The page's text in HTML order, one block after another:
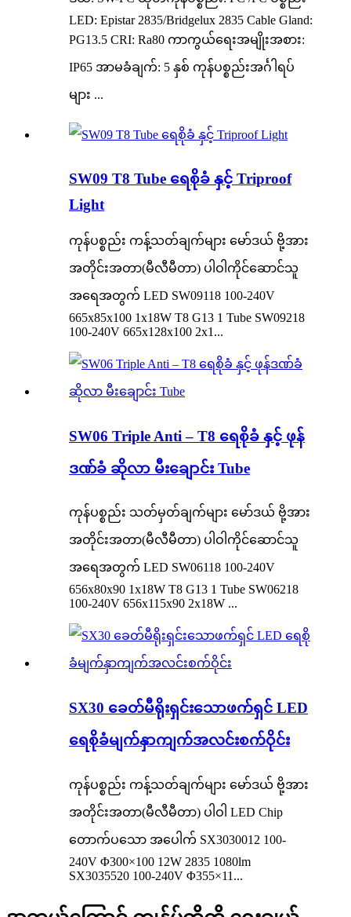
LED: Epistar 2835/Bridgelux 2835 Cable Gland:
PG13.5 CRI: Ra80 ကာကွယ်ရေးအမျိုးအစား:
IP65 အာမခံချက်: 5 နှစ် ကုန်ပစ္စည်းအင်္ဂါရပ်
များ ...
SW09 T8 Tube ရေစိုခံ နှင့် Triproof
Light
ကုန်ပစ္စည်း ကန့်သတ်ချက်များ မော်ဒယ် ဗို့အား
အတိုင်းအတာ(မီလီမီတာ) ပါဝါကိုင်ဆောင်သူ
အရေအတွက် LED SW09118 100-240V
665x85x100 1x18W T8 G13 1 Tube SW09218
100-240V 665x128x100 2x1...
SW06 Triple Anti – T8 ရေစိုခံ နှင့် ဖုန်
ဒဏ်ခံ ဆိုလာ မီးချောင်း Tube
ကုန်ပစ္စည်း သတ်မှတ်ချက်များ မော်ဒယ် ဗို့အား
အတိုင်းအတာ(မီလီမီတာ) ပါဝါကိုင်ဆောင်သူ
အရေအတွက် LED SW06118 100-240V
656x80x90 1x18W T8 G13 1 Tube SW06218
100-240V 656x115x90 2x18W ...
SX30 ခေတ်မီရိုးရှင်းသောဖက်ရှင် LED
ရေစိုခံမျက်နှာကျက်အလင်းစက်ဝိုင်း
ကုန်ပစ္စည်း ကန့်သတ်ချက်များ မော်ဒယ် ဗို့အား
အတိုင်းအတာ(မီလီမီတာ) ပါဝါ LED Chip
တောက်ပသော အပေါက် SX3030012 100-
240V Φ300×100 12W 2835 1080lm
SX3035520 100-240V Φ355×11...